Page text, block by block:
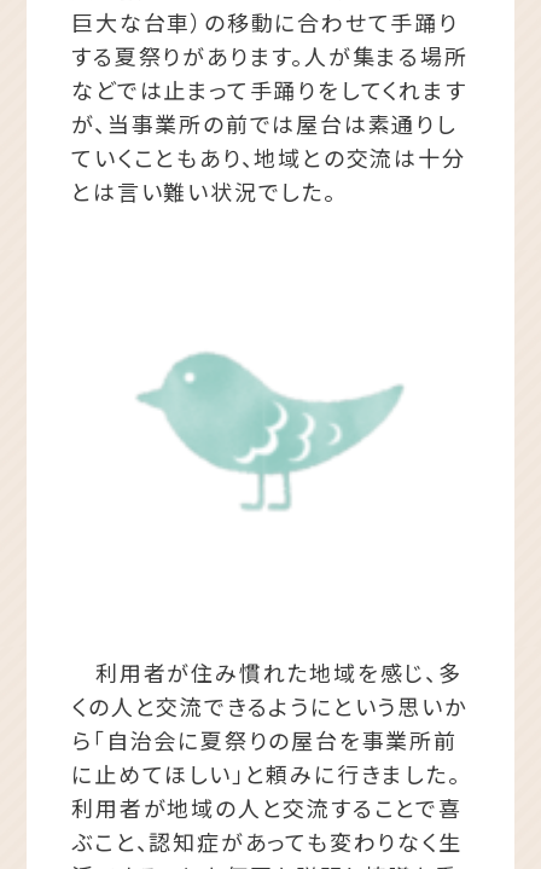
巨大な台車）の移動に合わせて手踊り
する夏祭りがあります。人が集まる場所
などでは止まって手踊りをしてくれます
が、当事業所の前では屋台は素通りし
ていくこともあり、地域との交流は十分
とは言い難い状況でした。
利用者が住み慣れた地域を感じ、多
くの人と交流できるようにという思いか
ら「自治会に夏祭りの屋台を事業所前
に止めてほしい」と頼みに行きました。
利用者が地域の人と交流することで喜
ぶこと、認知症があっても変わりなく生